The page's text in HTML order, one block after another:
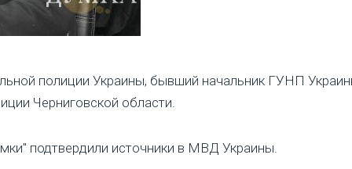
полиции Украины, бывший начальник ГУНП
Черниговской области.
подтвердили источники в МВД Украины.